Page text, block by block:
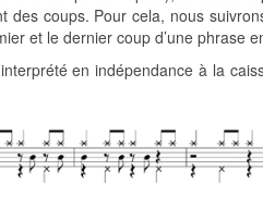
des coups. Pour cela, nous
et le dernier coup d’une phrase
en indépendance à la